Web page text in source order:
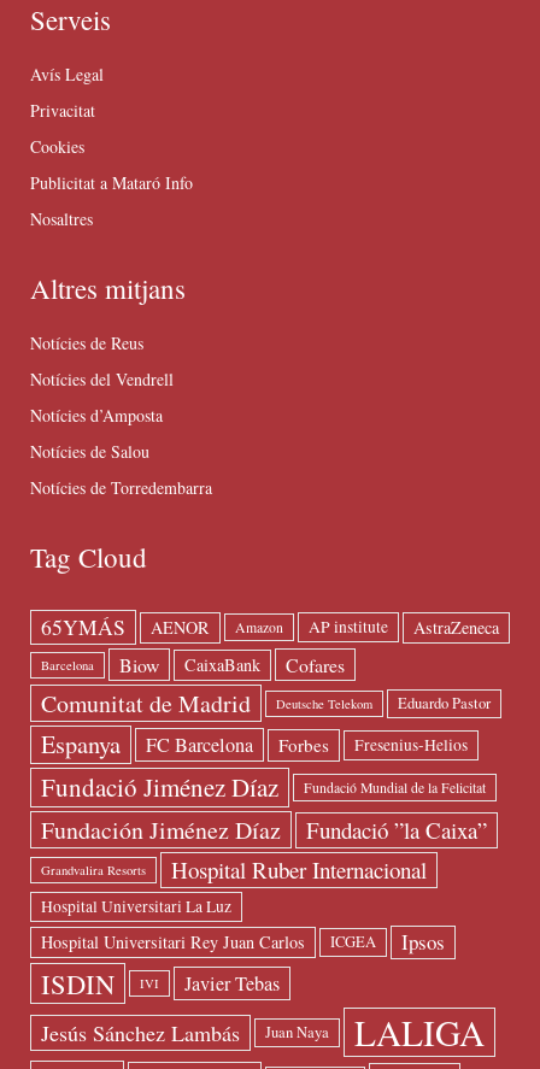
Serveis
Avís Legal
Privacitat
Cookies
Publicitat a Mataró Info
Nosaltres
Altres mitjans
Notícies de Reus
Notícies del Vendrell
Notícies d’Amposta
Notícies de Salou
Notícies de Torredembarra
Tag Cloud
65YMÁS AENOR Amazon AP institute AstraZeneca
Barcelona Biow CaixaBank Cofares
Comunitat de Madrid Deutsche Telekom Eduardo Pastor
Espanya FC Barcelona Forbes Fresenius-Helios
Fundació Jiménez Díaz Fundació Mundial de la Felicitat
Fundación Jiménez Díaz Fundació ”la Caixa”
Grandvalira Resorts Hospital Ruber Internacional
Hospital Universitari La Luz
Hospital Universitari Rey Juan Carlos ICGEA Ipsos
ISDIN IVI Javier Tebas
Jesús Sánchez Lambás Juan Naya LALIGA